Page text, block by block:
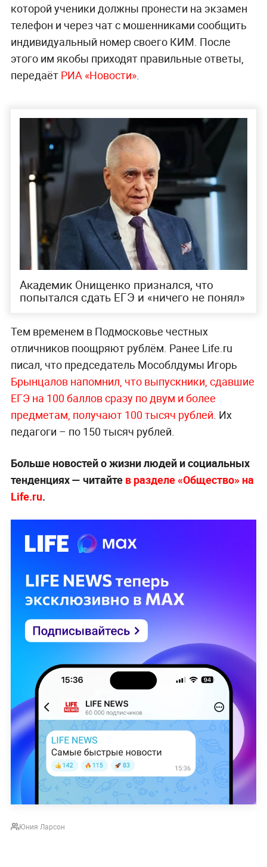
которой ученики должны пронести на экзамен
телефон и через чат с мошенниками сообщить
индивидуальный номер своего КИМ. После
этого им якобы приходят правильные ответы,
передаёт РИА «Новости».
Академик Онищенко признался, что
попытался сдать ЕГЭ и «ничего не понял»
Тем временем в Подмосковье честных
отличников поощряют рублём. Ранее Life.ru
писал, что председатель Мособлдумы Игорь
Брынцалов напомнил, что выпускники, сдавшие
ЕГЭ на 100 баллов сразу по двум и более
предметам, получают 100 тысяч рублей. Их
педагоги – по 150 тысяч рублей.
Больше новостей о жизни людей и социальных
тенденциях — читайте в разделе «Общество» на
Life.ru.
Юния Ларсон